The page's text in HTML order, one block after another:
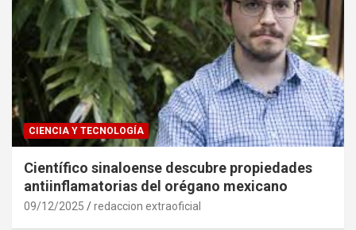
CIENCIA Y TECNOLOGÍA
Científico sinaloense descubre propiedades
antiinflamatorias del orégano mexicano
09/12/2025 redaccion extraoficial